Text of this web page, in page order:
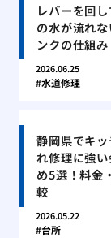
レバーを回
の水が流れ
ンクの仕組み
2026.06.25
水道修理
静岡県でキ
れ修理に強
め5選！料金
較
2026.05.22
台所